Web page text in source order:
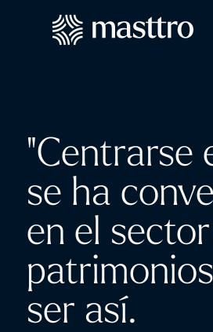
"Centrarse
se ha
en el
ser así.